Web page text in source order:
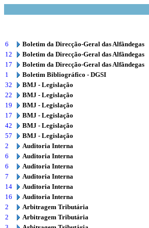
6
Boletim da Direcção-Geral das Alfândegas
12
Boletim da Direcção-Geral das Alfândegas
17
Boletim da Direcção-Geral das Alfândegas
1
Boletim Bibliográfico - DGSI
32
BMJ - Legislação
22
BMJ - Legislação
19
BMJ - Legislação
17
BMJ - Legislação
42
BMJ - Legislação
57
BMJ - Legislação
2
Auditoria Interna
6
Auditoria Interna
6
Auditoria Interna
7
Auditoria Interna
14
Auditoria Interna
16
Auditoria Interna
2
Arbitragem Tributária
2
Arbitragem Tributária